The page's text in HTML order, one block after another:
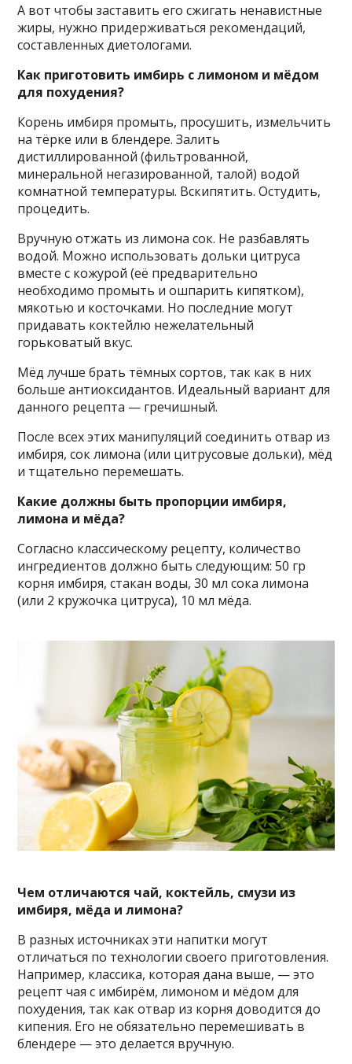
А вот чтобы заставить его сжигать ненавистные
жиры, нужно придерживаться рекомендаций,
составленных диетологами.
Как приготовить имбирь с лимоном и мёдом
для похудения?
Корень имбиря промыть, просушить, измельчить
на тёрке или в блендере. Залить
дистиллированной (фильтрованной,
минеральной негазированной, талой) водой
комнатной температуры. Вскипятить. Остудить,
процедить.
Вручную отжать из лимона сок. Не разбавлять
водой. Можно использовать дольки цитруса
вместе с кожурой (её предварительно
необходимо промыть и ошпарить кипятком),
мякотью и косточками. Но последние могут
придавать коктейлю нежелательный
горьковатый вкус.
Мёд лучше брать тёмных сортов, так как в них
больше антиоксидантов. Идеальный вариант для
данного рецепта — гречишный.
После всех этих манипуляций соединить отвар из
имбиря, сок лимона (или цитрусовые дольки), мёд
и тщательно перемешать.
Какие должны быть пропорции имбиря,
лимона и мёда?
Согласно классическому рецепту, количество
ингредиентов должно быть следующим: 50 гр
корня имбиря, стакан воды, 30 мл сока лимона
(или 2 кружочка цитруса), 10 мл мёда.
Чем отличаются чай, коктейль, смузи из
имбиря, мёда и лимона?
В разных источниках эти напитки могут
отличаться по технологии своего приготовления.
Например, классика, которая дана выше, — это
рецепт чая с имбирём, лимоном и мёдом для
похудения, так как отвар из корня доводится до
кипения. Его не обязательно перемешивать в
блендере — это делается вручную.